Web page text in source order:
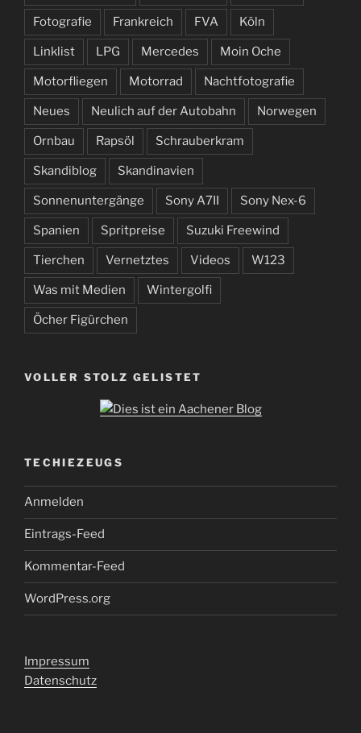
Fotografie Frankreich FVA Köln
Linklist LPG Mercedes Moin Oche
Motorfliegen Motorrad Nachtfotografie
Neues Neulich auf der Autobahn Norwegen
Ornbau Rapsöl Schrauberkram
Skandiblog Skandinavien
Sonnenuntergänge Sony A7II Sony Nex-6
Spanien Spritpreise Suzuki Freewind
Tierchen Vernetztes Videos W123
Was mit Medien Wintergolfi
Öcher Figürchen
VOLLER STOLZ GELISTET
TECHIEZEUGS
Anmelden
Eintrags-Feed
Kommentar-Feed
WordPress.org
Impressum
Datenschutz